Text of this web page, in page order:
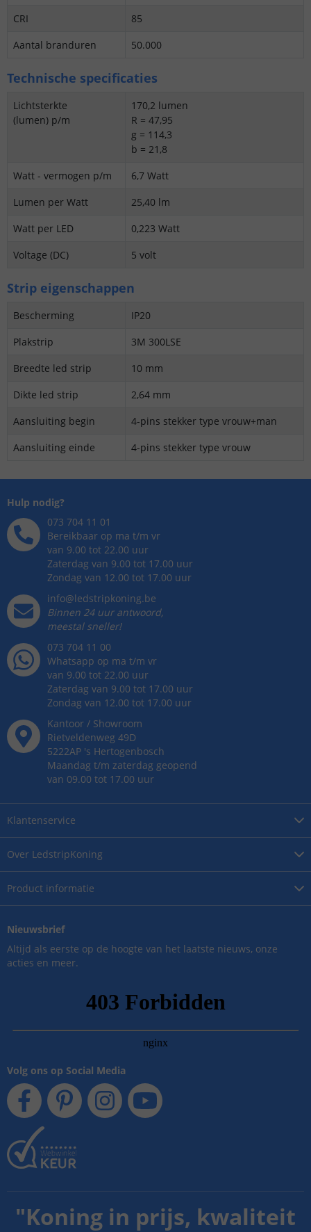
CRI
85
Aantal branduren
50.000
Technische specificaties
Lichtsterkte
(lumen) p/m
170,2 lumen
R = 47,95
g = 114,3
b = 21,8
Watt - vermogen p/m
6,7 Watt
Lumen per Watt
25,40 lm
Watt per LED
0,223 Watt
Voltage (DC)
5 volt
Strip eigenschappen
Bescherming
IP20
Plakstrip
3M 300LSE
Breedte led strip
10 mm
Dikte led strip
2,64 mm
Aansluiting begin
4-pins stekker type vrouw+man
Aansluiting einde
4-pins stekker type vrouw
Over LedstripKoning
Product informatie
Klantenservice
Hulp nodig?
073 704 11 01
Bereikbaar op ma t/m vr
van 9.00 tot 22.00 uur
Zaterdag van 9.00 tot 17.00 uur
Zondag van 12.00 tot 17.00 uur
info@ledstripkoning.be
Binnen 24 uur antwoord,
meestal sneller!
073 704 11 00
Whatsapp op ma t/m vr
van 9.00 tot 22.00 uur
Zaterdag van 9.00 tot 17.00 uur
Zondag van 12.00 tot 17.00 uur
Kantoor / Showroom
Rietveldenweg 49D
5222AP 's Hertogenbosch
Maandag t/m zaterdag geopend
van 09.00 tot 17.00 uur
Nieuwsbrief
Altijd als eerste op de hoogte van het laatste nieuws, onze
acties en meer.
Volg ons op Social Media
"Koning in prijs, kwaliteit